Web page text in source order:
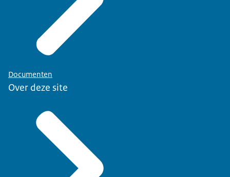
Documenten
Over deze site